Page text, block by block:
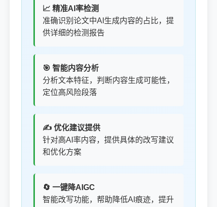
📈 精准AI率检测
准确识别论文中AI生成内容的占比，提
供详细的检测报告
🎯 智能内容分析
分析文本特征，判断内容生成可能性，
定位高风险段落
✍️ 优化建议提供
针对高AI率内容，提供具体的改写建议
和优化方案
🔄 一键降AIGC
智能改写功能，帮助降低AI痕迹，提升